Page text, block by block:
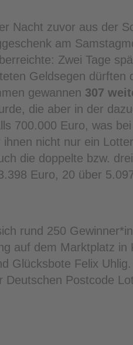
Nacht zuvor aus der
am
Zwei Tage
Geldsegen dürften
gewannen 307
die aber in der
700.000 Euro, was bei
nicht nur ein
die doppelte bzw.
Euro, 20 über
rund 250
auf dem Marktplatz in
Glücksbote Felix
Deutschen Postcode